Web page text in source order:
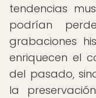
tendencias
podrían
grabaciones
enriquecen el
del pasado,
la